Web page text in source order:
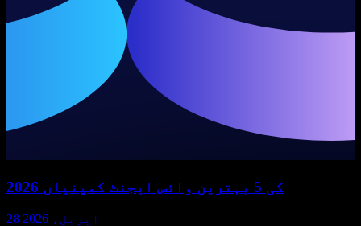
2026 کی 5 بہترین وائس ایجنٹ کمپنیاں
28 اپریل، 2026